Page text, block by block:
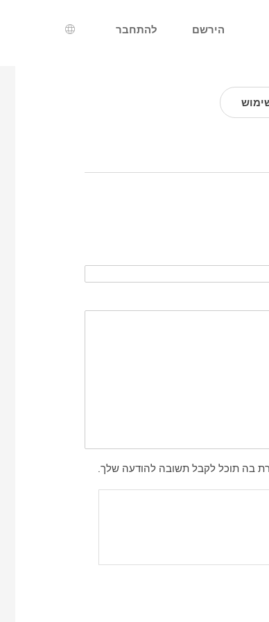
הירשם להתחבר
בחירת שפה